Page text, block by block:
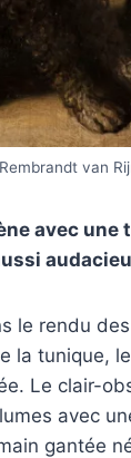
van
avec une
le rendu
tunique,
Le clair-
avec
gantée